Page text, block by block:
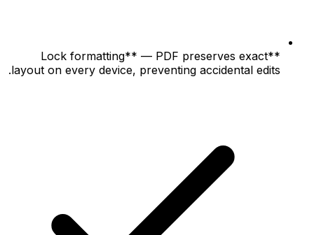
**Lock formatting** — PDF preserves exact
layout on every device, preventing accidental edits.